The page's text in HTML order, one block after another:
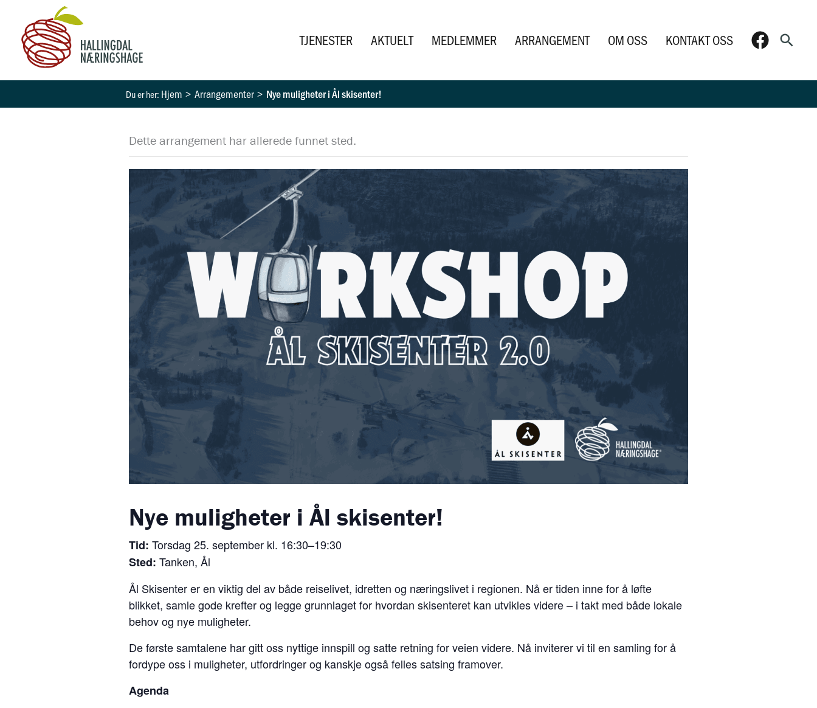
innholdet
TJENESTER AKTUELT MEDLEMMER ARRANGEMENT OM OSS KONTAKT OSS Søk
Hjem Arrangementer Nye muligheter i Ål skisenter!
Dette arrangement har allerede funnet sted.
Nye muligheter i Ål skisenter!
Tid: Torsdag 25. september kl. 16:30–19:30
Sted: Tanken, Ål
Ål Skisenterer en viktig del av både reiselivet, idretten og næringslivet i regionen. Nå er tiden inne for å løfte
blikket, samle gode krefter og legge grunnlaget for hvordan skisenteret kan utvikles videre – i takt med både lokale
behov og nye muligheter.
De første samtalene har gitt oss nyttige innspill og satte retning for veien videre. Nå inviterer vi til en samling for å
fordype oss i muligheter, utfordringer og kanskje også felles satsing framover.
Agenda